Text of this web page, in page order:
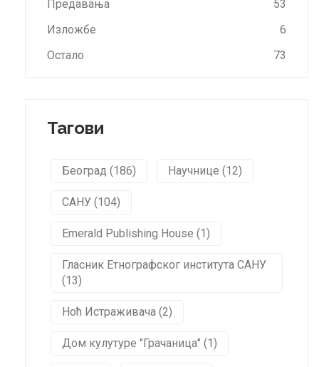
Предавања
53
Изложбе
6
Остало
73
Тагови
Београд (186) Научнице (12)
САНУ (104)
Emerald Publishing House (1)
Гласник Етнографског института САНУ
(13)
Ноћ Истраживача (2)
Дом кулутуре "Грачаница" (1)